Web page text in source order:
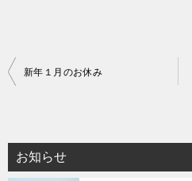
投
ビ
ゲ
新年１月のお休み
お知らせ